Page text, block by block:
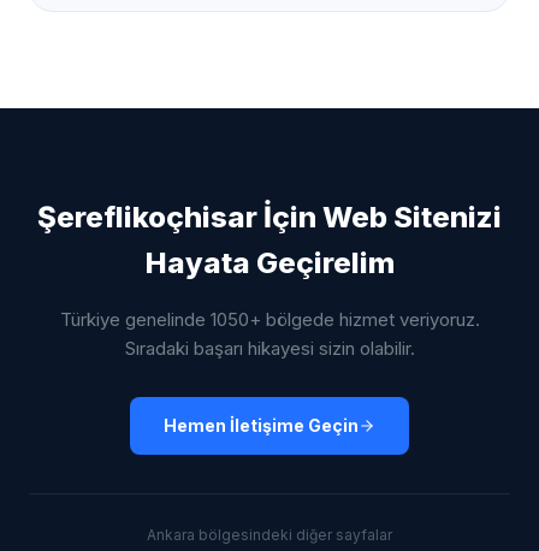
Şereflikoçhisar İçin Web Sitenizi
Hayata Geçirelim
Türkiye genelinde 1050+ bölgede hizmet veriyoruz.
Sıradaki başarı hikayesi sizin olabilir.
Hemen İletişime Geçin
Ankara bölgesindeki diğer sayfalar